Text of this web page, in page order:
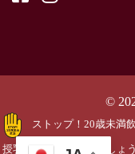
©
ストップ！20歳未満
授乳期の飲酒はやめましょ